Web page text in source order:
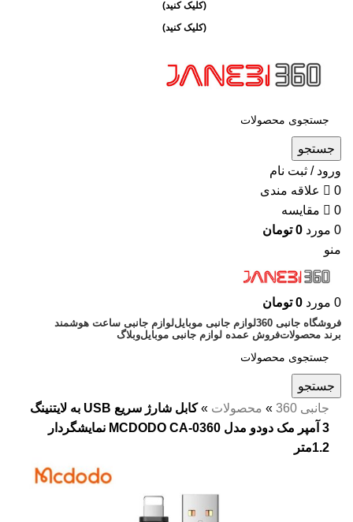
(کليک کنيد)
(کليک کنيد)
جستجو
ورود / ثبت نام
0
علاقه مندی
0
مقايسه
0 مورد 0 تومان
منو
0 مورد 0 تومان
فروشگاه جانبی 360 لوازم جانبی موبایللوازم جانبی ساعت هوشمند
برند محصولاتفروش عمده لوازم جانبی موبایلوبلاگ
جستجو
جانبی 360
» محصولات »
کابل شارژ سریع USB به لایتنینگ
3 آمپر مک دودو مدل MCDODO CA-0360 نمایشگردار
1.2متر